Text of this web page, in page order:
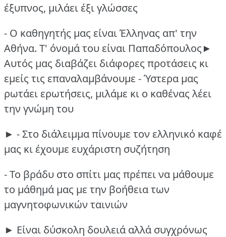
έξυπνος, μιλάει έξι γλώσσες
- Ο καθηγητής μας είναι Έλληνας απ' την
Αθήνα. Τ' όνομά του είναι Παπαδόπουλος►
Αυτός μας διαβάζει διάφορες προτάσεις κι
εμείς τις επαναλαμβάνουμε - Ύστερα μας
ρωτάει ερωτήσεις, μιλάμε κι ο καθένας λέει
την γνώμη του
► - Στο διάλειμμα πίνουμε τον ελληνικό καφέ
μας κι έχουμε ευχάριστη συζήτηση
- Το βράδυ στο σπίτι μας πρέπει να μάθουμε
το μάθημά μας με την βοήθεια των
μαγνητοφωνικών ταινιών
► Είναι δύσκολη δουλειά αλλά συγχρόνως